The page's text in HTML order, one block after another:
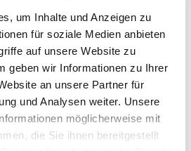
um Inhalte und Anzeigen zu
für soziale Medien anbieten
auf unsere Website zu
geben wir Informationen zu Ihrer
an unsere Partner für
und Analysen weiter. Unsere
möglicherweise mit
die Sie ihnen bereitgestellt
Sie auch